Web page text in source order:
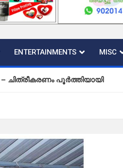
ENTERTAINMENTS MISC
പൂർത്തിയായി